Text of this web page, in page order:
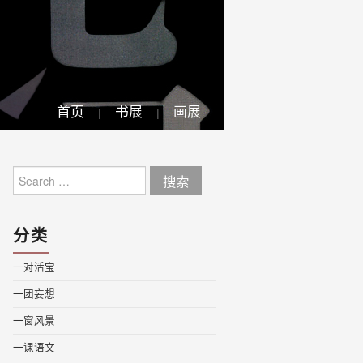
首页 书展 画展
for:
分类
一对活宝
一团妄想
一窗风景
一课语文